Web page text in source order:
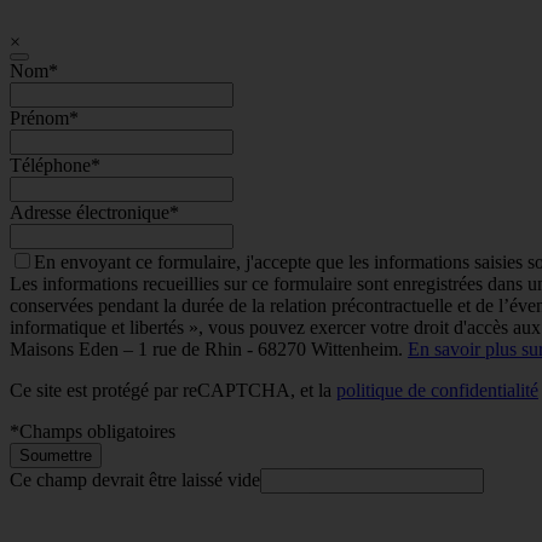
×
Nom*
Prénom*
Téléphone*
Adresse électronique*
En envoyant ce formulaire, j'accepte que les informations saisies
Les informations recueillies sur ce formulaire sont enregistrées dans
conservées pendant la durée de la relation précontractuelle et de
informatique et libertés », vous pouvez exercer votre droit d'accès
Maisons Eden – 1 rue de Rhin - 68270 Wittenheim. En savoir plus
Ce site est protégé par reCAPTCHA, et la politique de confidentialité
*Champs obligatoires
Soumettre
Ce champ devrait être laissé vide